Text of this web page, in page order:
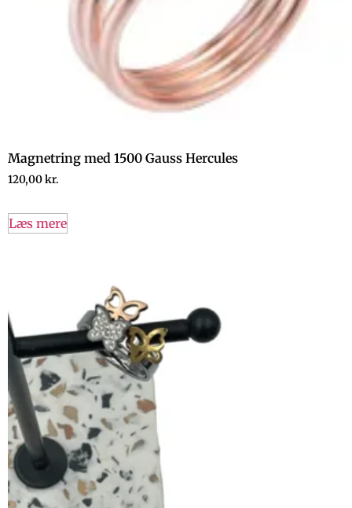
Magnetring med 1500 Gauss Hercules
120,00kr.
Læs mere